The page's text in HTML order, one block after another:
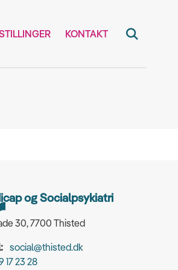
KONTAKT
og Socialpsykiatri
30, 7700 Thisted
social@thisted.dk
17 23 28